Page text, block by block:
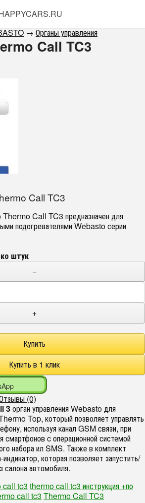
→ Органы управления
Call TC3
Call TC3
Call TC3 предназначен для
подогревателями Webasto серии
штук
−
+
(0)
3орган управления Webasto для
Top, который позволяет управлять
используя канал GSM связи, при
c операционной системой
набора ил SMS. Также в комплект
индикатор, которая позволяет запустить/
салона автомобиля.
call tc3 thermo call tc3 инструкция +по
call tc3 Thermo Call TC3